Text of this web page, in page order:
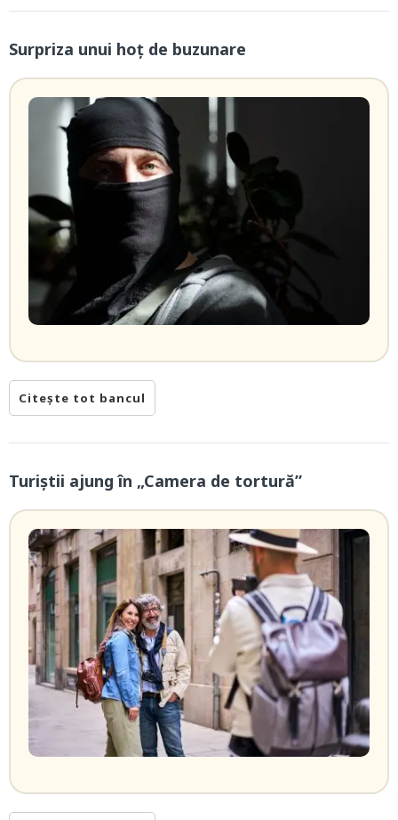
Surpriza unui hoţ de buzunare
Citește tot bancul
Turiștii ajung în „Camera de tortură”